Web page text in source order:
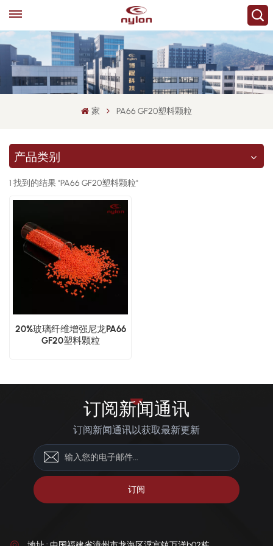
家 PA66 GF20塑料颗粒
产品类别
1 找到的结果 "PA66 GF20塑料颗粒"
20%玻璃纤维增​​强尼龙PA66
GF20塑料颗粒
订阅新闻通讯
订阅新闻通讯以获取最新更新